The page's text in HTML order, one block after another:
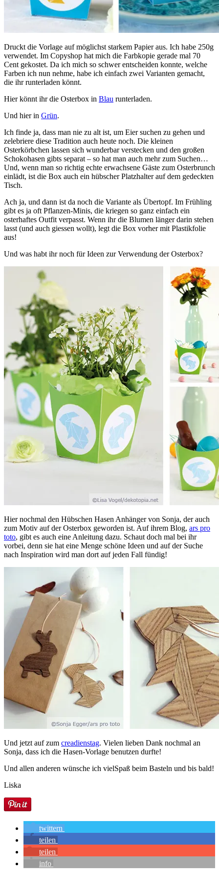
Druckt die Vorlage auf möglichst starkem Papier aus. Ich habe 250g
verwendet. Im Copyshop hat mich die Farbkopie gerade mal 70
Cent gekostet. Da ich mich so schwer entscheiden konnte, welche
Farben ich nun nehme, habe ich einfach zwei Varianten gemacht,
die ihr runterladen könnt.
Hier könnt ihr die Osterbox in Blau runterladen.
Und hier in Grün.
Ich finde ja, dass man nie zu alt ist, um Eier suchen zu gehen und
zelebriere diese Tradition auch heute noch. Die kleinen
Osterkörbchen lassen sich wunderbar verstecken und den großen
Schokohasen gibts separat – so hat man auch mehr zum Suchen…
Und, wenn man so richtig echte erwachsene Gäste zum Osterbrunch
einlädt, ist die Box auch ein hübscher Platzhalter auf dem gedeckten
Tisch.
Ach ja, und dann ist da noch die Variante als Übertopf. Im Frühling
gibt es ja oft Pflanzen-Minis, die kriegen so ganz einfach ein
osterhaftes Outfit verpasst. Wenn ihr die Blumen länger darin stehen
lasst (und auch giessen wollt), legt die Box vorher mit Plastikfolie
aus!
Und was habt ihr noch für Ideen zur Verwendung der Osterbox?
Hier nochmal den Hübschen Hasen Anhänger von Sonja, der auch
zum Motiv auf der Osterbox geworden ist. Auf ihrem Blog, ars pro
toto, gibt es auch eine Anleitung dazu. Schaut doch mal bei ihr
vorbei, denn sie hat eine Menge schöne Ideen und auf der Suche
nach Inspiration wird man dort auf jeden Fall fündig!
Und jetzt auf zum creadienstag. Vielen lieben Dank nochmal an
Sonja, dass ich die Hasen-Vorlage benutzen durfte!
Und allen anderen wünsche ich vielSpaß beim Basteln und bis bald!
Liska
twittern
teilen
teilen
info